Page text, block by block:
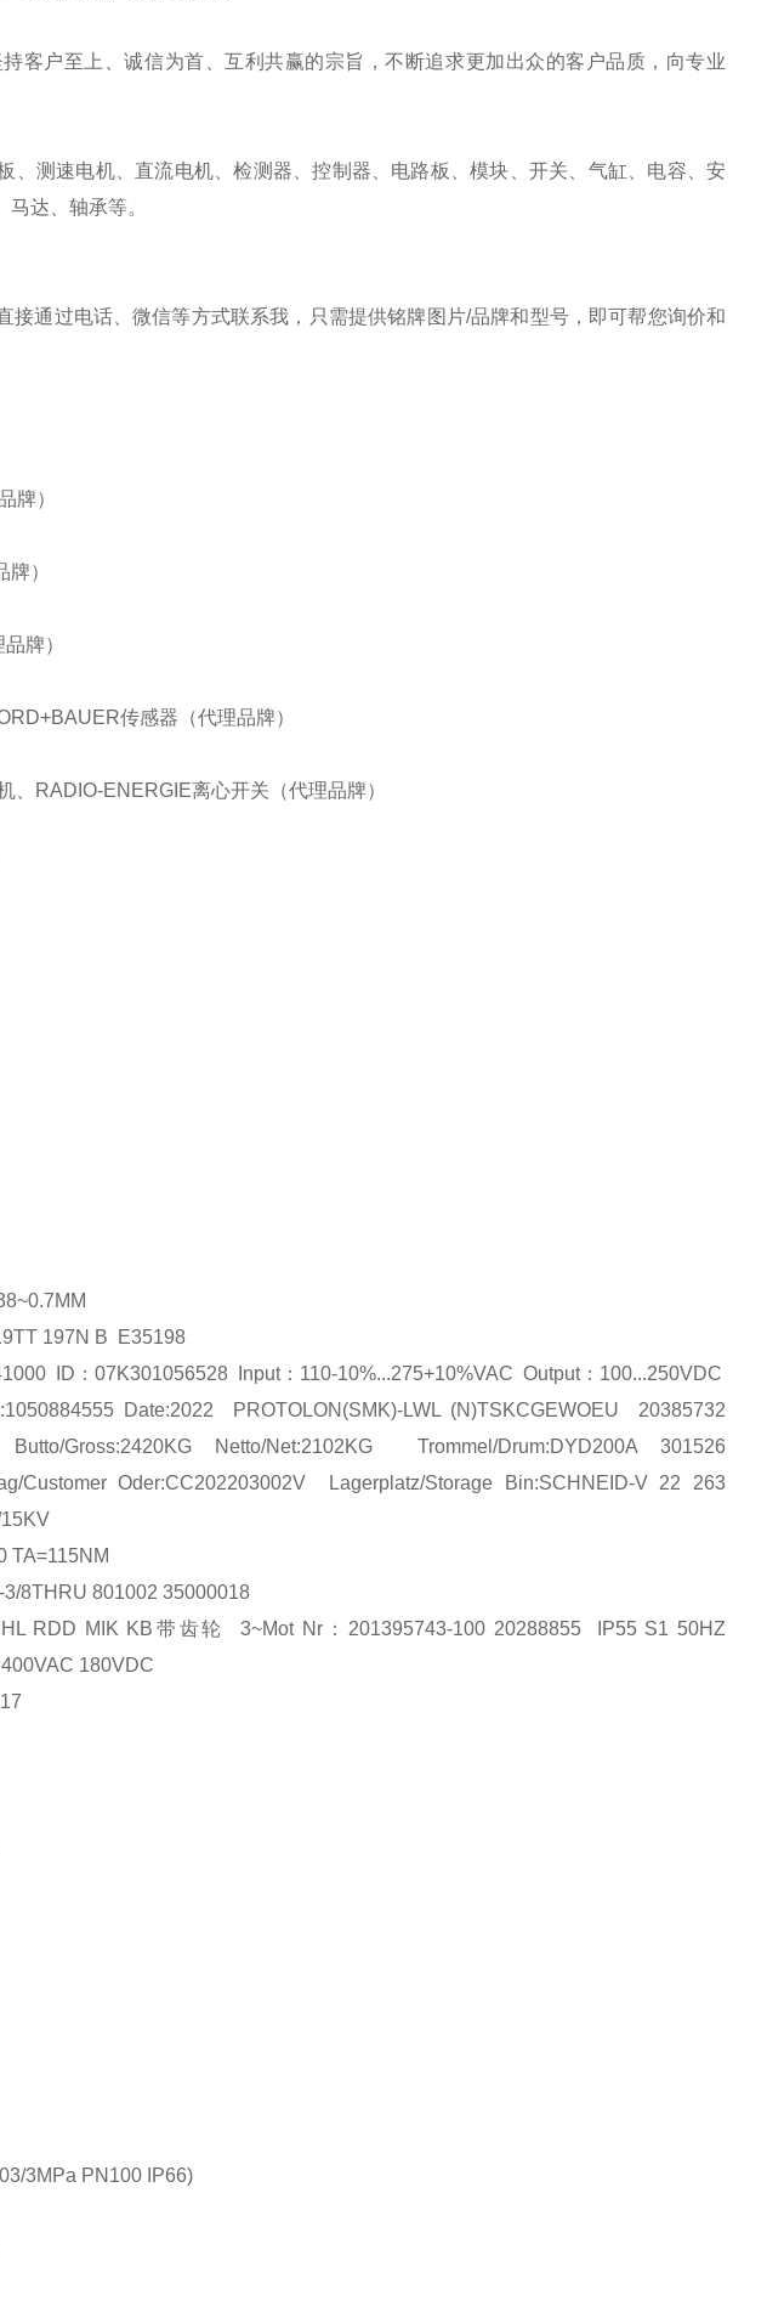
客户至上、诚信为首、互利共赢的宗旨，不断追求更加出众的客户品质，向专业
、测速电机、直流电机、检测器、控制器、电路板、模块、开关、气缸、电容、安
达、轴承等。
接通过电话、微信等方式联系我，只需提供铭牌图片/品牌和型号，即可帮您询价和
牌）
）
牌）
传感器（代理品牌）
RADIO-ENERGIE离心开关（代理品牌）
197N B E35198
ID ： 07K301056528 Input： 110-10%...275+10%VAC Output： 100...250VDC
Date:2022 PROTOLON(SMK)-LWL (N)TSKCGEWOEU 20385732
Butto/Gross:2420KG Netto/Net:2102KG Trommel/Drum:DYD200A 301526
Customer Oder:CC202203002V Lagerplatz/Storage Bin:SCHNEID-V 22 263
TA=115NM
8THRU 801002 35000018
RDD MIK KB 带齿轮3~Mot Nr： 201395743-100 20288855 IP55 S1 50HZ
180VDC
3MPa PN100 IP66)